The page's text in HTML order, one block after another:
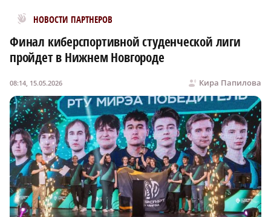
НОВОСТИ ПАРТНЕРОВ
Новости МирТесен
Финал киберспортивной студенческой лиги
пройдет в Нижнем Новгороде
Кира Папилова
08:14, 15.05.2026